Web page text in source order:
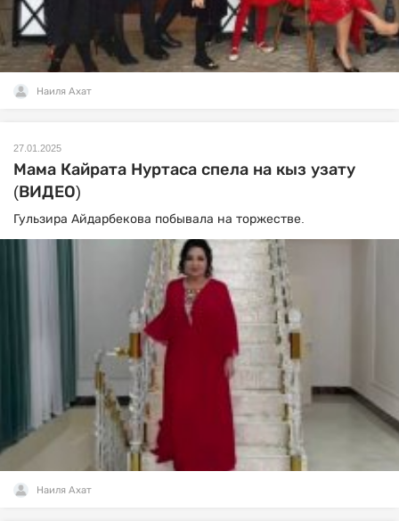
Наиля Ахат
27.01.2025
Мама Кайрата Нуртаса спела на кыз узату
(ВИДЕО)
Гульзира Айдарбекова побывала на торжестве.
Наиля Ахат